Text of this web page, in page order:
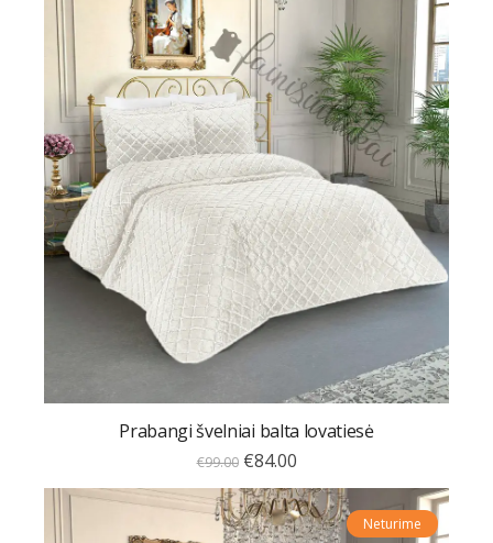
Prabangi švelniai balta lovatiesė
€99.00 €84.00
Neturime